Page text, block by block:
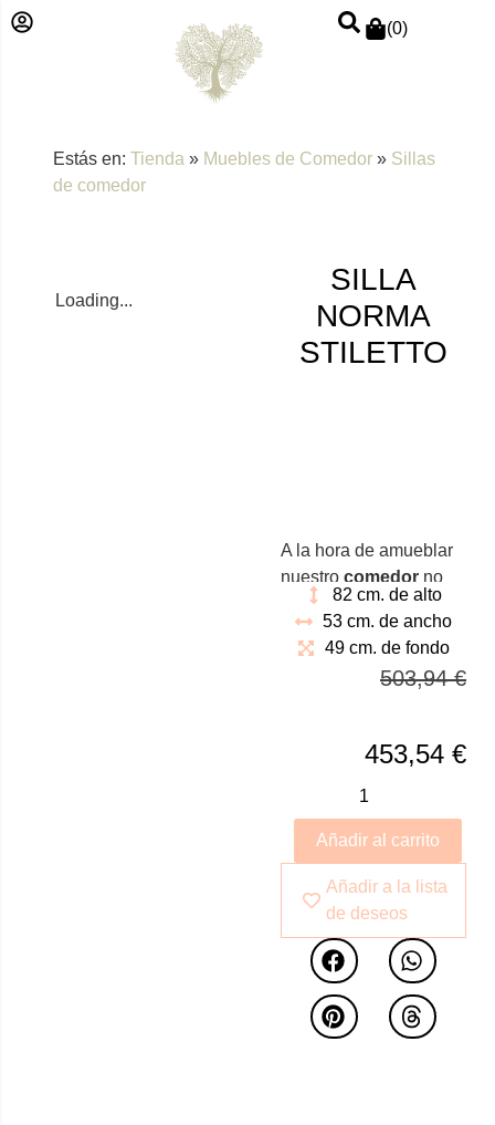
(0)
Estás en: Tienda » Muebles de Comedor » Sillas
de comedor
Loading...
SILLA
NORMA
STILETTO
A la hora de amueblar
nuestro comedorno
sólo debemos tener en
cuenta la mesa.
También debemos
prestar especial
deben quedar
fascinados con nuestro
conjunto.
82 cm. de alto
53 cm. de ancho
49 cm. de fondo
503,94€
453,54 €
Añadir al carrito
Añadir a la lista
de deseos